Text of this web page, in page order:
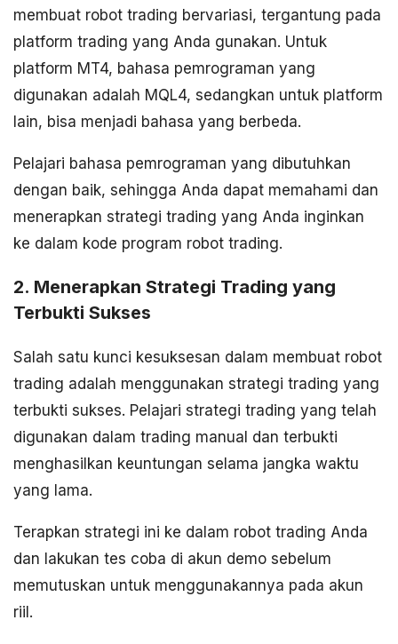
membuat robot trading bervariasi, tergantung pada
platform trading yang Anda gunakan. Untuk
platform MT4, bahasa pemrograman yang
digunakan adalah MQL4, sedangkan untuk platform
lain, bisa menjadi bahasa yang berbeda.
Pelajari bahasa pemrograman yang dibutuhkan
dengan baik, sehingga Anda dapat memahami dan
menerapkan strategi trading yang Anda inginkan
ke dalam kode program robot trading.
2. Menerapkan Strategi Trading yang
Terbukti Sukses
Salah satu kunci kesuksesan dalam membuat robot
trading adalah menggunakan strategi trading yang
terbukti sukses. Pelajari strategi trading yang telah
digunakan dalam trading manual dan terbukti
menghasilkan keuntungan selama jangka waktu
yang lama.
Terapkan strategi ini ke dalam robot trading Anda
dan lakukan tes coba di akun demo sebelum
memutuskan untuk menggunakannya pada akun
riil.